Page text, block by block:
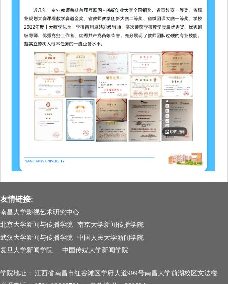
友情链接:
南昌大学影视艺术研究中心
北京大学新闻与传播学院 | 南京大学新闻传播学院
武汉大学新闻与传播学院 | 中国人民大学新闻学院
复旦大学新闻学院
| 中国传媒大学新闻学院
学院地址： 江西省南昌市红谷滩区学府大道999号南昌大学前湖校区文法楼